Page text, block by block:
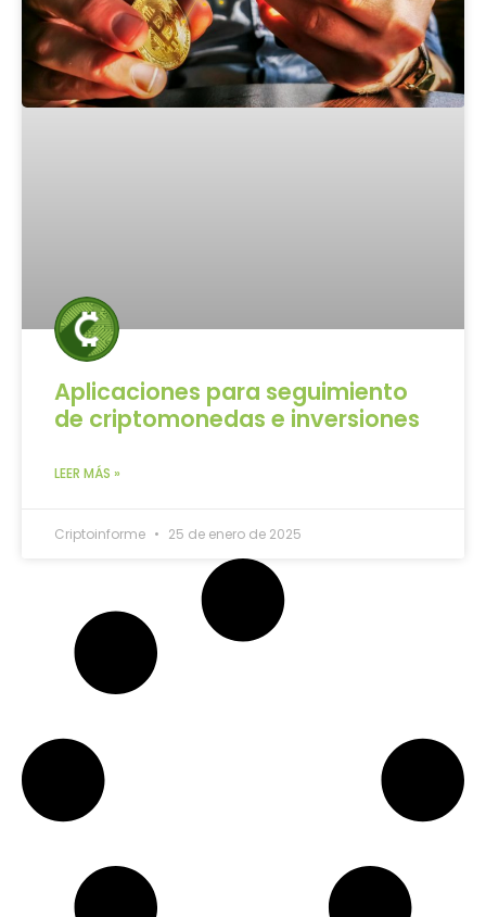
Aplicaciones para seguimiento
de criptomonedas e inversiones
LEER MÁS »
Criptoinforme 25 de enero de 2025